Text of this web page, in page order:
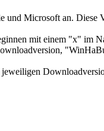
Microsoft an.
mit einem "x"